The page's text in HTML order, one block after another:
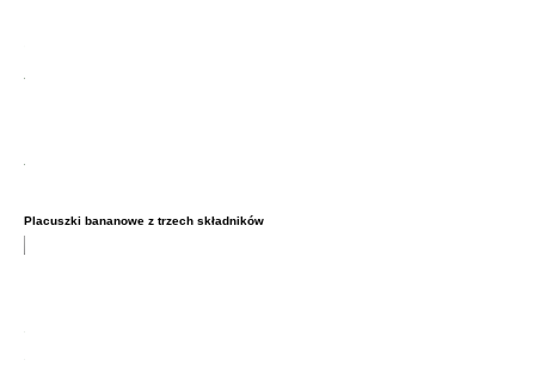
Placuszki bananowe z trzech składników